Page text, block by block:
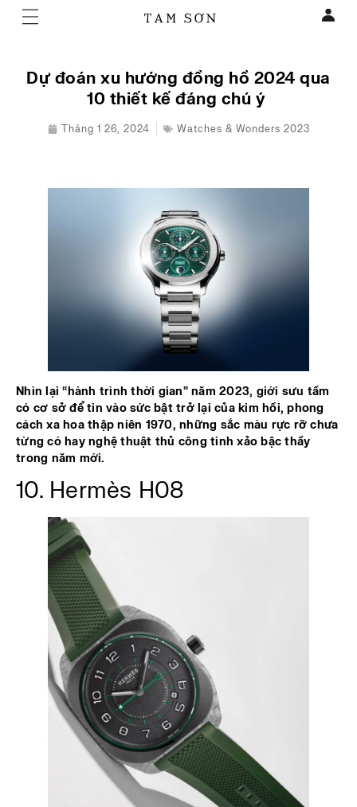
Dự đoán xu hướng đồng hồ 2024 qua
10 thiết kế đáng chú ý
Tháng 1 26, 2024 Watches & Wonders 2023
Nhìn lại “hành trình thời gian” năm 2023, giới sưu tầm
có cơ sở để tin vào sức bật trở lại của kim hồi, phong
cách xa hoa thập niên 1970, những sắc màu rực rỡ chưa
từng có hay nghệ thuật thủ công tinh xảo bậc thầy
trong năm mới.
10. Hermès H08